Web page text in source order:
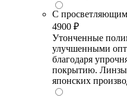
С
4900 ₽
Утонченные
улучшенными
благодаря
покрытию. Линзы
японских